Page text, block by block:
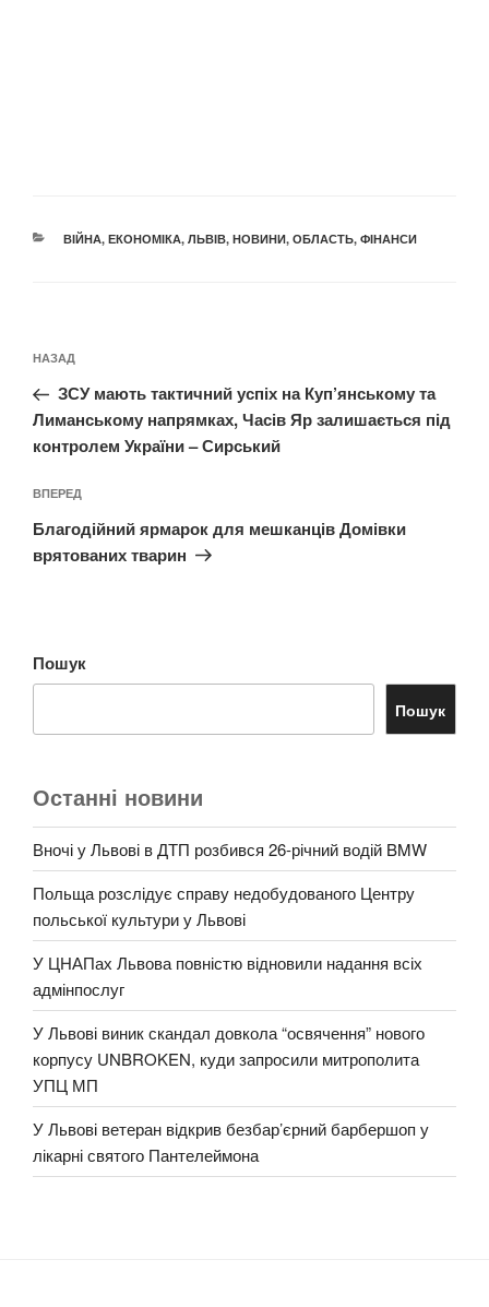
КАТЕГОРІЇ
ВІЙНА, ЕКОНОМІКА, ЛЬВІВ, НОВИНИ, ОБЛАСТЬ, ФІНАНСИ
записів
Попередній
запис:
НАЗАД
ЗСУ мають тактичний успіх на Куп’янському та
Лиманському напрямках, Часів Яр залишається під
контролем України – Сирський
Наступний
запис
ВПЕРЕД
Благодійний ярмарок для мешканців Домівки
врятованих тварин
Пошук
Пошук
Останні новини
Вночі у Львові в ДТП розбився 26-річний водій BMW
Польща розслідує справу недобудованого Центру
польської культури у Львові
У ЦНАПах Львова повністю відновили надання всіх
адмінпослуг
У Львові виник скандал довкола “освячення” нового
корпусу UNBROKEN, куди запросили митрополита
УПЦ МП
У Львові ветеран відкрив безбар’єрний барбершоп у
лікарні святого Пантелеймона